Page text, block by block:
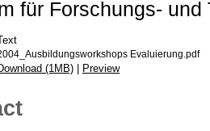
für Forschungs-
Evaluierung.pdf
(1MB) | Preview